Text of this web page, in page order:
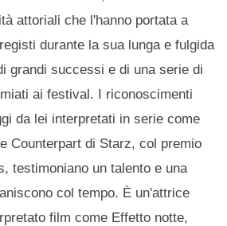
attoriali che l'hanno portata a
durante la sua lunga e fulgida
grandi successi e di una serie di
ai festival. I riconoscimenti
da lei interpretati in serie come
Counterpart di Starz, col premio
testimoniano un talento e una
col tempo. È un'attrice
film come Effetto notte,